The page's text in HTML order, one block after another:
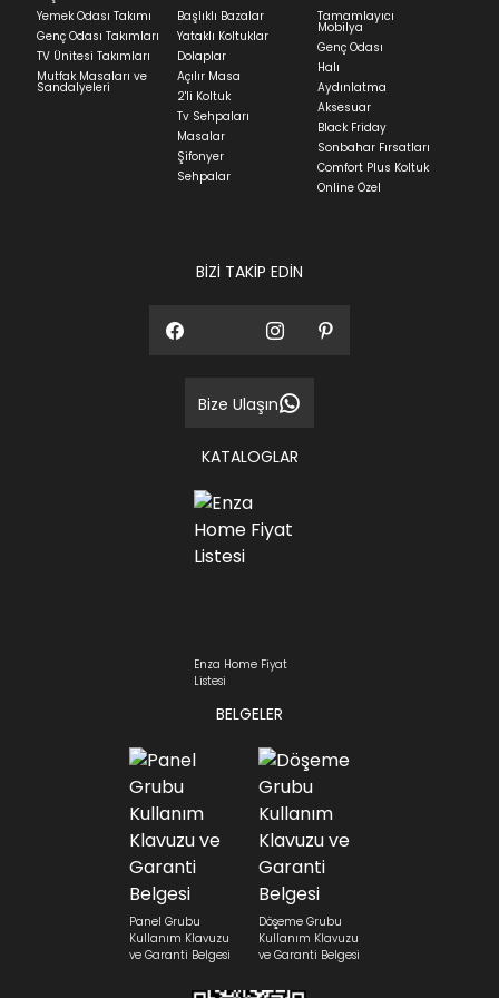
Yatak siparişlerinizin teslim süresi yaşadığınız şehre
ve ürünün stok durumuna göre ortalama 5-24 iş
günüdür.
Panel ve Döşeme grubu ürün siparişlerinizin teslim
süresi yaşadığınız şehre ve ürünün stok durumuna
göre ortalama 30-45 iş günüdür.
Siparişlerim bölümünden sürecinizi takip edebilirsiniz.
Sıkça Sorulan Sorularbölümünü ziyaret
Yemek Odası Takımı
Genç Odası Takımları
TV Ünitesi Takımları
Mutfak Masaları ve
Sandalyeleri
Başlıklı Bazalar
Yataklı Koltuklar
Dolaplar
Açılır Masa
2'li Koltuk
Tv Sehpaları
Masalar
Şifonyer
Sehpalar
Tamamlayıcı
Mobilya
Genç Odası
Halı
Aydınlatma
Aksesuar
Black Friday
Sonbahar Fırsatları
Comfort Plus Koltuk
Online Özel
BİZİ TAKİP EDİN
Bize Ulaşın
KATALOGLAR
Enza Home Fiyat
Listesi
BELGELER
Panel Grubu
Kullanım Klavuzu
ve Garanti Belgesi
Döşeme Grubu
Kullanım Klavuzu
ve Garanti Belgesi